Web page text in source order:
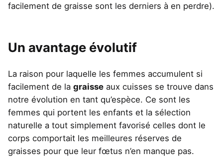
facilement de graisse sont les derniers à en perdre).
Un avantage évolutif
La raison pour laquelle les femmes accumulent si
facilement de la graisse aux cuisses se trouve dans
notre évolution en tant qu’espèce. Ce sont les
femmes qui portent les enfants et la sélection
naturelle a tout simplement favorisé celles dont le
corps comportait les meilleures réserves de
graisses pour que leur fœtus n’en manque pas.